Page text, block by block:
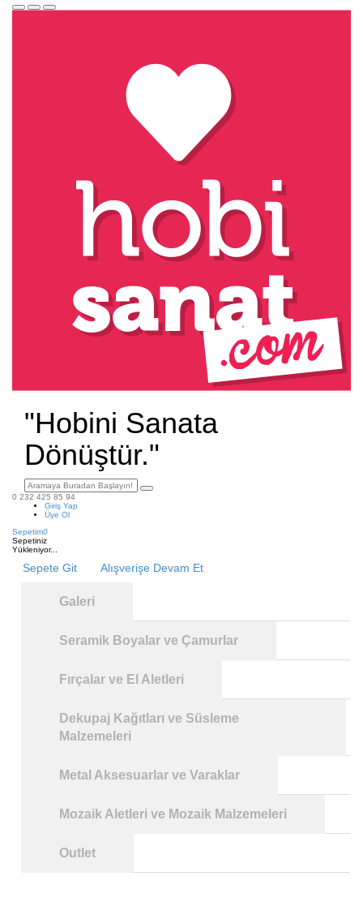
"Hobini Sanata
Dönüştür."
0 232 425 85 94
Giriş Yap
Üye Ol
Sepetim0
Sepetiniz
Yükleniyor...
Sepete Git Alışverişe Devam Et
Galeri
Seramik Boyalar ve Çamurlar
Fırçalar ve El Aletleri
Dekupaj Kağıtları ve Süsleme
Malzemeleri
Metal Aksesuarlar ve Varaklar
Mozaik Aletleri ve Mozaik Malzemeleri
Outlet